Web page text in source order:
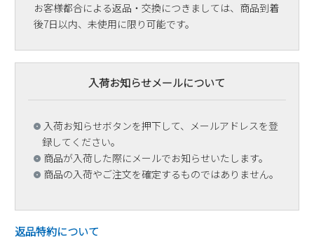
お客様都合による返品・交換につきましては、商品到着
後7日以内、未使用に限り可能です。
入荷お知らせメールについて
入荷お知らせボタンを押下して、メールアドレスを登
録してください。
商品が入荷した際にメールでお知らせいたします。
商品の入荷やご注文を確定するものではありません。
返品特約について